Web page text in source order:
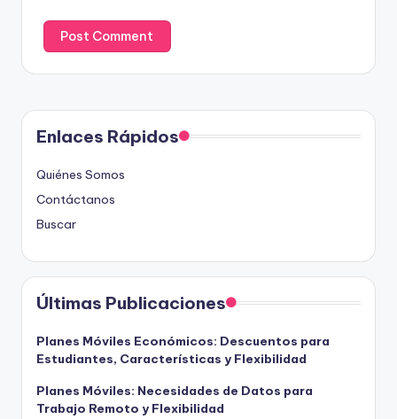
Enlaces Rápidos
Quiénes Somos
Contáctanos
Buscar
Últimas Publicaciones
Planes Móviles Económicos: Descuentos para
Estudiantes, Características y Flexibilidad
Planes Móviles: Necesidades de Datos para
Trabajo Remoto y Flexibilidad